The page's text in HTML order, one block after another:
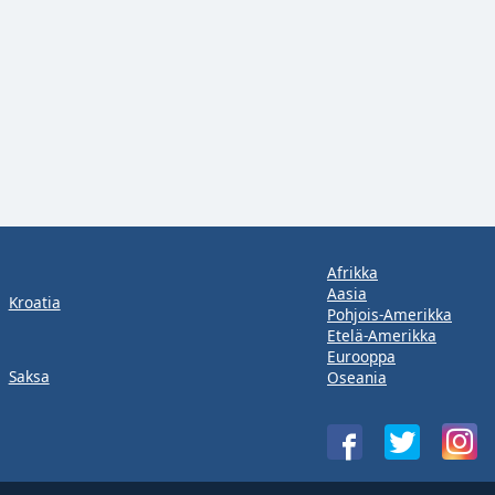
Kroatia
Saksa
Afrikka
Aasia
Pohjois-Amerikka
Etelä-Amerikka
Eurooppa
Oseania